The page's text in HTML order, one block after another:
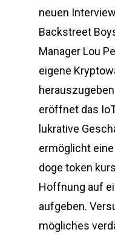
neuen
Backstreet
Manager Lou
eigene
eröffnet das
lukrative
ermöglicht
doge token
Hoffnung auf
aufgeben.
mögliches